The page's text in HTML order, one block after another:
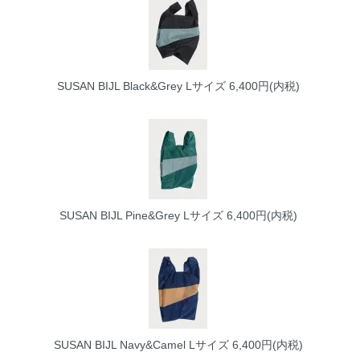
SUSAN BIJL Black&Grey Lサイズ6,400円(内税)
SUSAN BIJL Pine&Grey Lサイズ6,400円(内税)
SUSAN BIJL Navy&Camel Lサイズ6,400円(内税)